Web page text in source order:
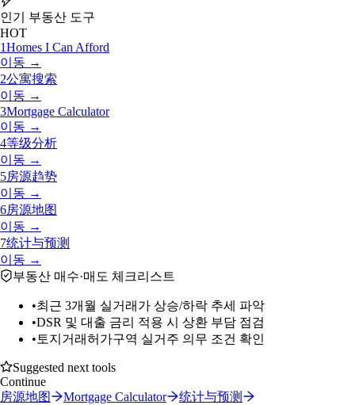
인기 부동산 도구
HOT
1Homes I Can Afford
이동 →
2公寓搜索
이동 →
3Mortgage Calculator
이동 →
4等级分析
이동 →
5房源趋势
이동 →
6房源地图
이동 →
7统计与预测
이동 →
부동산 매수·매도 체크리스트
•최근 3개월 실거래가 상승/하락 추세 파악
•DSR 및 대출 금리 적용 시 상환 부담 점검
• 토지거래허가구역 실거주 의무 조건 확인
Suggested next tools
Continue
房源地图
Mortgage Calculator
统计与预测